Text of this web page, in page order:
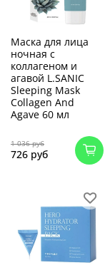
Маска для лица
ночная с
коллагеном и
агавой L.SANIC
Sleeping Mask
Collagen And
Agave 60 мл
1 036 руб
726 руб